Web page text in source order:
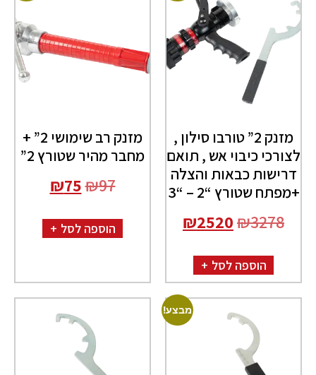
מזנק 2” טורבו סילון ,
לצורכי כיבוי אש , תואם
דרישות כבאות והצלה
+מפתח שטורץ “2 – “3
₪3278
₪2520
הוספה לסל
מזנק רב שימושי 2” +
מחבר מהיר שטורץ 2”
₪97
₪75
הוספה לסל
מבצע!